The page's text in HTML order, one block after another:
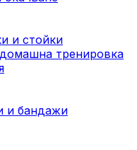
и стойки
тренировка
и бандажи